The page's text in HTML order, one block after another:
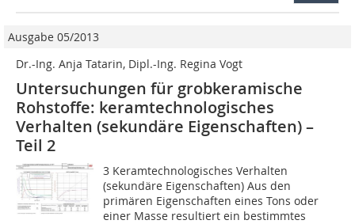
Ausgabe 05/2013
Dr.-Ing. Anja Tatarin, Dipl.-Ing. Regina Vogt
Untersuchungen für grobkeramische
Rohstoffe: keramtechnologisches
Verhalten (sekundäre Eigenschaften) –
Teil 2
3 Keramtechnologisches Verhalten
(sekundäre Eigenschaften) Aus den
primären Eigenschaften eines Tons oder
einer Masse resultiert ein bestimmtes